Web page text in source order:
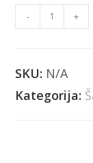
- +
SKU: N/A
Kategorija: